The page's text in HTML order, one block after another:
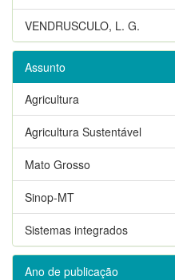
VENDRUSCULO, L. G.
Assunto
Agricultura
Agricultura Sustentável
Mato Grosso
Sinop-MT
Sistemas integrados
Ano de publicação